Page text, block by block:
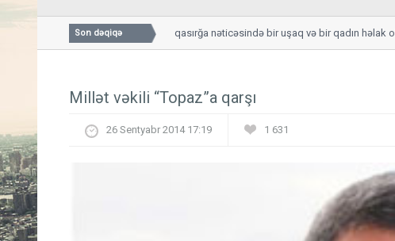
Son dəqiqə
Smolenskdə güclü qasırğa nəticəsində bir uşaq və bir qadın həlak olub
Millət vəkili “Topaz”a qarşı
26 Sentyabr 2014 17:19 1 631